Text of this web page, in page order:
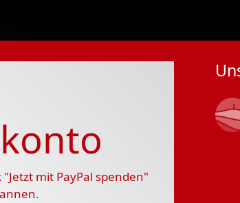
mit PayPal spenden"